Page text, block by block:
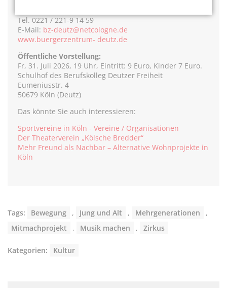
Tel. 0221 / 221-9 14 59
E-Mail: bz-deutz@netcologne.de
www.buergerzentrum- deutz.de
Öffentliche Vorstellung:
Fr, 31. Juli 2026, 19 Uhr, Eintritt: 9 Euro, Kinder 7 Euro.
Schulhof des Berufskolleg Deutzer Freiheit
Eumeniusstr. 4
50679 Köln (Deutz)
Das könnte Sie auch interessieren:
Sportvereine in Köln - Vereine / Organisationen
Der Theaterverein „Kölsche Bredder“
Mehr Freund als Nachbar – Alternative Wohnprojekte in
Köln
Tags: Bewegung , Jung und Alt , Mehrgenerationen
,
Mitmachprojekt
, Musik machen , Zirkus
Kategorien: Kultur